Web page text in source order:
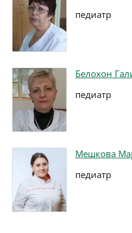
педиатр
Белохон
педиатр
Мешкова
педиатр